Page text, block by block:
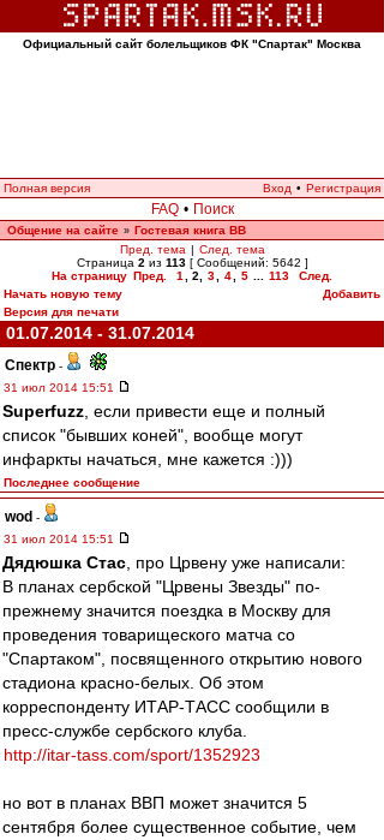
Официальный сайт болельщиков ФК "Спартак" Москва
Полная версия Вход • Регистрация
FAQ • Поиск
Общение на сайте » Гостевая книга ВВ
Пред. тема | След. тема
Страница 2 из 113[ Сообщений: 5642 ]
На страницу Пред. 1 2 3 4 5 113
След.
Начать новую тему
Добавить
Версия для печати
01.07.2014 - 31.07.2014
Спектр -
31 июл 2014 15:51
Superfuzz , если привести еще и полный
список "бывших коней", вообще могут
инфаркты начаться, мне кажется :)))
Последнее сообщение
wod -
31 июл 2014 15:51
Дядюшка Стас , про Црвену уже написали:
В планах сербской "Црвены Звезды" по-
прежнему значится поездка в Москву для
проведения товарищеского матча со
"Спартаком", посвященного открытию нового
стадиона красно-белых. Об этом
корреспонденту ИТАР-ТАСС сообщили в
пресс-службе сербского клуба.
http://itar-tass.com/sport/1352923
но вот в планах ВВП может значится 5
сентября более существенное событие, чем